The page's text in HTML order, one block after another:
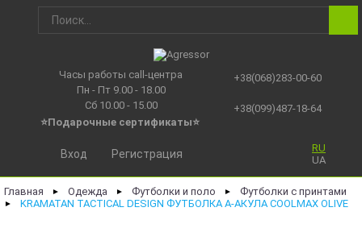
Часы работы call-центра
Пн - Пт 9.00 - 18.00
Сб 10.00 - 15.00
⭐Подарочные сертификаты⭐
+38(068)283-00-60
+38(099)487-18-64
RU
UA
Вход Регистрация
Главная ► Одежда ► Футболки и поло ► Футболки с принтами
► KRAMATAN TACTICAL DESIGN ФУТБОЛКА А-АКУЛА COOLMAX OLIVE